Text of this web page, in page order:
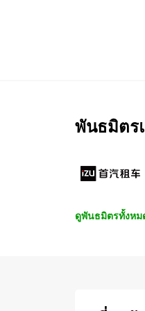
พันธมิตร
ดูพันธมิตรทั้งหม